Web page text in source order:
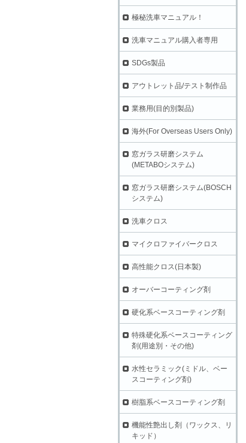
極秘洗車マニュアル！
洗車マニュアル購入者専用
SDGs製品
アウトレット品/テスト制作品
業務用(目的別製品)
海外(For Overseas Users Only)
窓ガラス研磨システム
(METABOシステム)
窓ガラス研磨システム(BOSCH
システム)
洗車クロス
マイクロファイバークロス
高性能クロス(日本製)
オーバーコーティング剤
硬化系ベースコーティング剤
特殊硬化系ベースコーティング
剤(用途別・その他)
水性セラミック(ミドル、ベー
スコーティング剤)
樹脂系ベースコーティング剤
機能性艶出し剤（ワックス、リ
キッド）